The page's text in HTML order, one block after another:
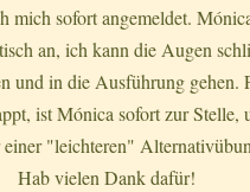
mich sofort angemeldet.
an, ich kann die Augen
und in die Ausführung gehen.
ist Mónica sofort zur Stelle,
"leichteren"
Hab vielen Dank dafür!